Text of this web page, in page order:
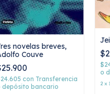
novelas breves,
Couve
con Transferencia
depósito bancario
o
2 x